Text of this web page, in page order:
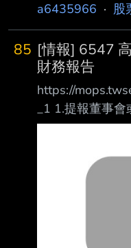
a6435966 · 股
85 [情報] 6547
財務報告
https://
_1 1.提報董事會
期:115/08/07 2.
(XXX/XX/
30 4.1月1日累
元):220,979 5.1
損) (仟元